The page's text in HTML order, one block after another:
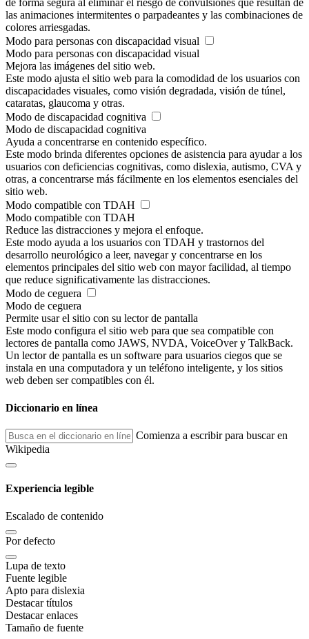
de forma segura al eliminar el riesgo de convulsiones que resultan de
las animaciones intermitentes o parpadeantes y las combinaciones de
colores arriesgadas.
Modo para personas con discapacidad visual
Modo para personas con discapacidad visual
Mejora las imágenes del sitio web.
Este modo ajusta el sitio web para la comodidad de los usuarios con
discapacidades visuales, como visión degradada, visión de túnel,
cataratas, glaucoma y otras.
Modo de discapacidad cognitiva
Modo de discapacidad cognitiva
Ayuda a concentrarse en contenido específico.
Este modo brinda diferentes opciones de asistencia para ayudar a los
usuarios con deficiencias cognitivas, como dislexia, autismo, CVA y
otras, a concentrarse más fácilmente en los elementos esenciales del
sitio web.
Modo compatible con TDAH
Modo compatible con TDAH
Reduce las distracciones y mejora el enfoque.
Este modo ayuda a los usuarios con TDAH y trastornos del
desarrollo neurológico a leer, navegar y concentrarse en los
elementos principales del sitio web con mayor facilidad, al tiempo
que reduce significativamente las distracciones.
Modo de ceguera
Modo de ceguera
Permite usar el sitio con su lector de pantalla
Este modo configura el sitio web para que sea compatible con
lectores de pantalla como JAWS, NVDA, VoiceOver y TalkBack.
Un lector de pantalla es un software para usuarios ciegos que se
instala en una computadora y un teléfono inteligente, y los sitios
web deben ser compatibles con él.
Diccionario en línea
Comienza a escribir para buscar en
Wikipedia
Experiencia legible
Escalado de contenido
Por defecto
Lupa de texto
Fuente legible
Apto para dislexia
Destacar títulos
Destacar enlaces
Tamaño de fuente